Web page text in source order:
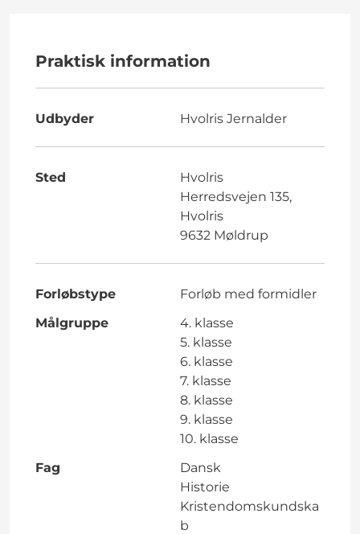
Praktisk information
Udbyder Hvolris Jernalder
Sted
Hvolris
Herredsvejen 135,
Hvolris
9632 Møldrup
Forløbstype
Forløb med formidler
Målgruppe
4. klasse
5. klasse
6. klasse
7. klasse
8. klasse
9. klasse
10. klasse
Fag
Dansk
Historie
Kristendomskundska
b